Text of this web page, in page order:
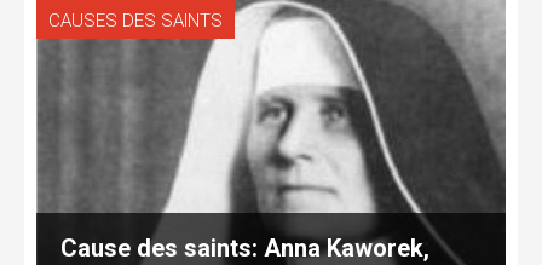
CAUSES DES SAINTS
Cause des saints: Anna Kaworek,